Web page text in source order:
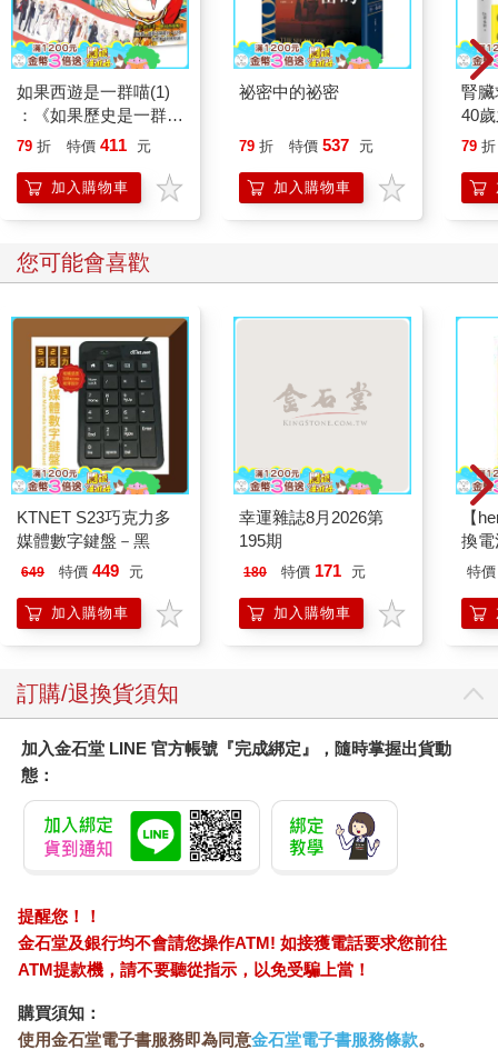
如果西遊是一群喵(1)
：《如果歷史是一群
喵》作者最新力作，附
79 折 特價 411 元
加入購物車
祕密中的祕密
79 折 特價 537 元
加入購物車
腎
40
就
79 折
您可能會喜歡
KTNET S23巧克力多
媒體數字鍵盤－黑
649 特價 449 元
加入購物車
幸運雜誌8月2026第
195期
180 特價 171 元
加入購物車
【
換電
特價
訂購/退換貨須知
加入金石堂 LINE 官方帳號『完成綁定』，隨時掌握出貨動
態：
提醒您！！
金石堂及銀行均不會請您操作ATM! 如接獲電話要求您前往
ATM提款機，請不要聽從指示，以免受騙上當！
購買須知：
使用金石堂電子書服務即為同意金石堂電子書服務條款。